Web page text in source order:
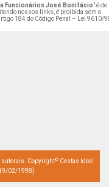
Funcionários José Bonifácio" é de
nossos links, é proibida sem a
184 do Código Penal –
Lei 9610/
autorais. Copyright© Cestas Ideal
02/1998)